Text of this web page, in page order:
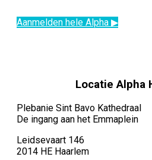
Aanmelden hele Alpha ▶
Locatie Alpha
Plebanie Sint Bavo Kathedraal
De ingang aan het Emmaplein
Leidsevaart 146
2014 HE Haarlem